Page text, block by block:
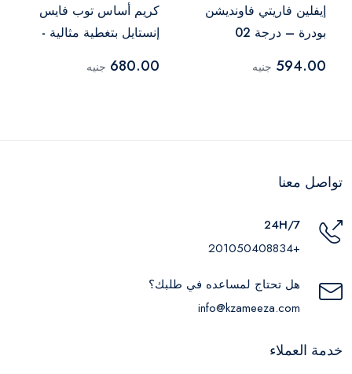
إيفلين فاريتي فاونديشن
بودرة – درجة 02
594.00 جنيه
كريم أساس توب فايس
إنستايل بتغطية مثالية -
680.00 جنيه
تواصل معنا
24H/7
+201050408834
هل تحتاج لمساعده في طلبك؟
info@kzameeza.com
خدمة العملاء